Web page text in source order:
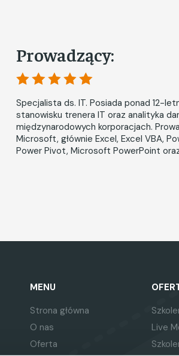
Prowadzący:
Specjalista ds. IT. Posiada ponad 12-
stanowisku trenera IT oraz analityka
międzynarodowych korporacjach.
Microsoft, głównie Excel, Excel VBA,
Power Pivot, Microsoft PowerPoint
MENU
Strona główna
O nas
Oferta
Live